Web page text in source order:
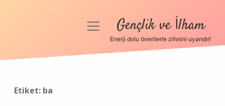
Anasayfa
menüyüGençlik ve İlham
Enerji dolu önerilerle zihnini uyandır!
Etiket: ba